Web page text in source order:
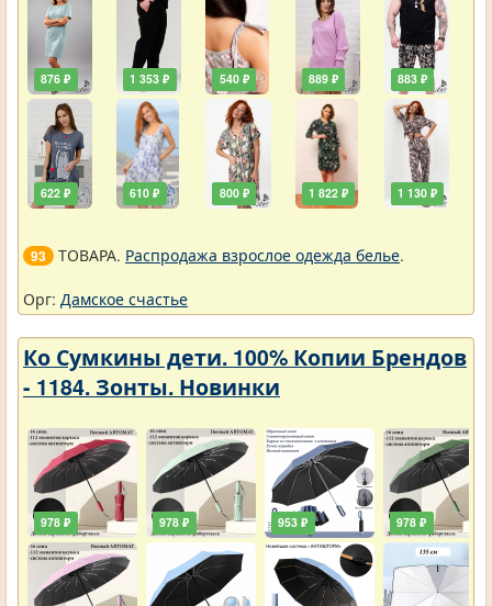
876 ₽
622 ₽
1 353 ₽
610 ₽
540 ₽
800 ₽
889 ₽
1 822 ₽
883 ₽
1 130 ₽
93 ТОВАРА. Распродажа взрослое одежда белье.
Орг: Дамское счастье
Ко Сумкины дети. 100% Копии Брендов
- 1184. Зонты. Новинки
978 ₽ 978 ₽ 953 ₽ 978 ₽